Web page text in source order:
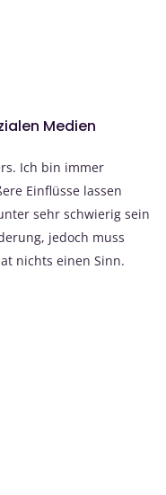
Medien
Ich bin immer
Einflüsse lassen
sehr schwierig sein
jedoch muss
nichts einen Sinn.